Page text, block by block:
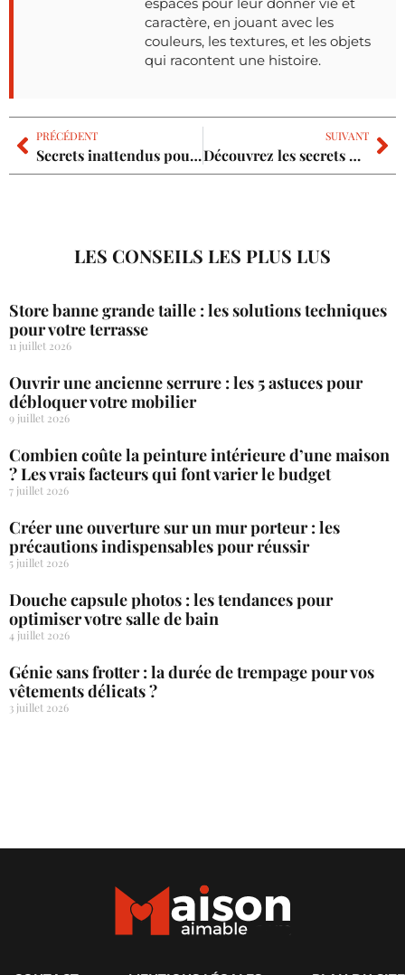
caractère, en jouant avec les
couleurs, les textures, et les objets
qui racontent une histoire.
PRÉCÉDENT
Secrets inattendus pour un gazon naturel éclatant dans votre jardin
SUIVANT
Découvrez les secrets des meubles de jardin les plus tendance de l’année !
LES CONSEILS LES PLUS LUS
Store banne grande taille : les solutions techniques
pour votre terrasse
11 juillet 2026
Ouvrir une ancienne serrure : les 5 astuces pour
débloquer votre mobilier
9 juillet 2026
Combien coûte la peinture intérieure d’une maison
? Les vrais facteurs qui font varier le budget
7 juillet 2026
Créer une ouverture sur un mur porteur : les
précautions indispensables pour réussir
5 juillet 2026
Douche capsule photos : les tendances pour
optimiser votre salle de bain
4 juillet 2026
Génie sans frotter : la durée de trempage pour vos
vêtements délicats ?
3 juillet 2026